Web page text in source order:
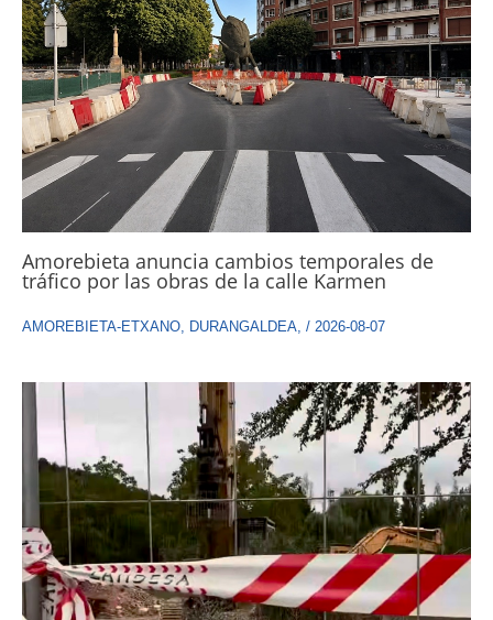
Amorebieta anuncia cambios temporales de
tráfico por las obras de la calle Karmen
AMOREBIETA-ETXANO DURANGALDEA / 2026-08-07